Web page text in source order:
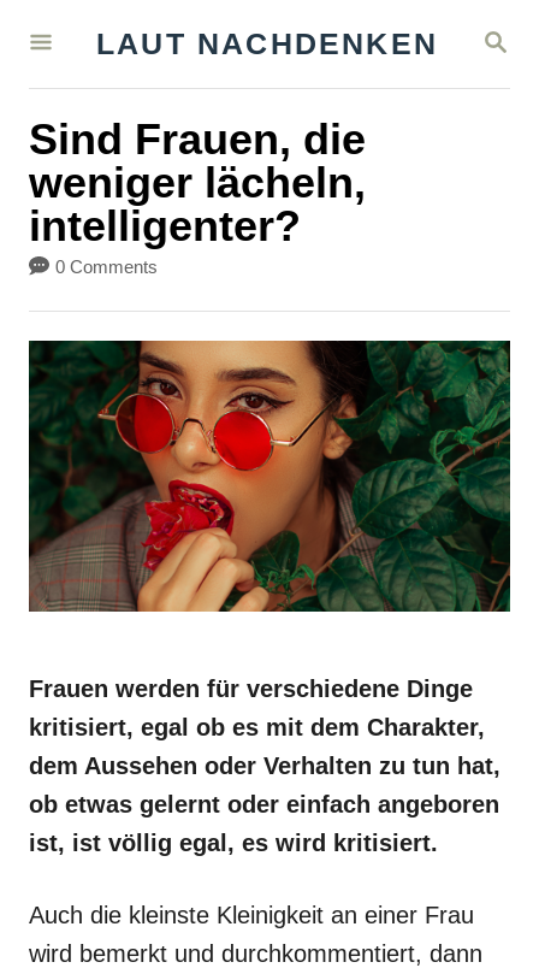
S
A
LAUT NACHDENKEN
Sind Frauen, die
weniger lächeln,
intelligenter?
0 Comments
Frauen werden für verschiedene Dinge
kritisiert, egal ob es mit dem Charakter,
dem Aussehen oder Verhalten zu tun hat,
ob etwas gelernt oder einfach angeboren
ist, ist völlig egal, es wird kritisiert.
Auch die kleinste Kleinigkeit an einer Frau
wird bemerkt und durchkommentiert, dann